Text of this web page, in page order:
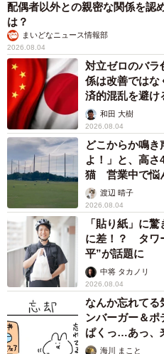
配偶者以外との親密な関係を認
は？
まいどなニュース情報部
2026.08.04
対立ゼロのバ
係は改善では
済的混乱を避け
和田 大樹
2026.08.04
どこからか鳴
よ！」と、高
猫 営業中で悩
のは？渡辺 晴子
2026.08.04
「貼り紙」に
に差！？ タワ
平”が話題に
中将 タカノリ
2026.08.04
なんか忘れて
ンバーガー＆ポ
ぱくっ…あっ、
海川 まこと